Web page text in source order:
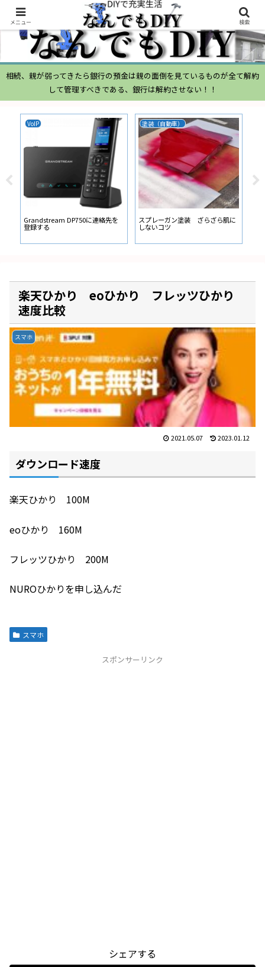
相続、親が弱ってきたら銀行の預金は親の面倒を見ているものが全て解約
して管理すべきである、銀行は解約させない！！
VoIP
Grandstream DP750に連絡先を
登録する
塗装（自動車）
スプレーガン塗装 ざらざら肌に
しないコツ
ム
楽天ひかり eoひかり フレッツひかり
速度比較
スマホ
2021.05.07 2023.01.12
ダウンロード速度
楽天ひかり 100M
eoひかり 160M
フレッツひかり 200M
NUROひかりを申し込んだ
スマホ
スポンサーリンク
シェアする
メニュー 検索